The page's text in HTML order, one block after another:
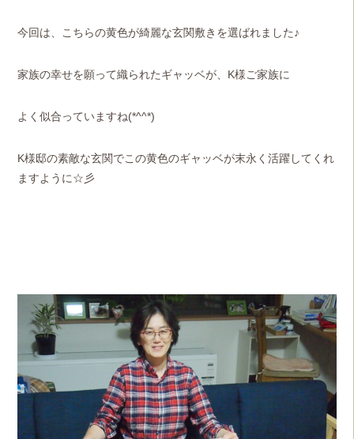
今回は、こちらの黄色が綺麗な玄関敷きを選ばれました♪
家族の幸せを願って織られたギャッベが、K様ご家族に
よく似合っていますね(*^^*)
K様邸の素敵な玄関でこの黄色のギャッベが末永く活躍してくれ
ますように☆彡